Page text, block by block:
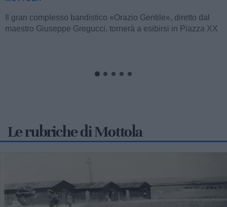
Il gran complesso bandistico «Orazio Gentile», diretto dal
maestro Giuseppe Gregucci, tornerà a esibirsi in Piazza XX
Le rubriche di Mottola